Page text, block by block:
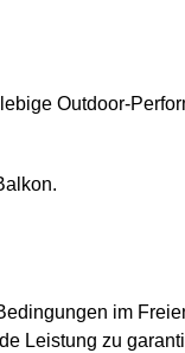
Outdoor-
im
Leistung zu